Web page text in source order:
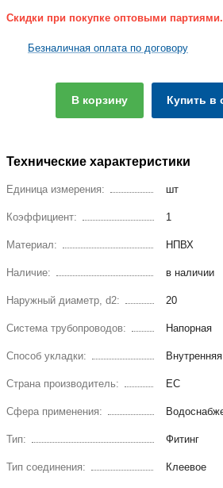
Скидки при покупке оптовыми партиями.
Безналичная оплата по договору
В корзину Купить в
Технические характеристики
Единица измерения: шт
Коэффициент: 1
Материал: НПВХ
Наличие: в наличии
Наружный диаметр, d2: 20
Система трубопроводов: Напорная
Способ укладки: Внутренняя
Страна производитель: ЕС
Сфера применения:
Тип: Фитинг
Тип соединения: Клеевое